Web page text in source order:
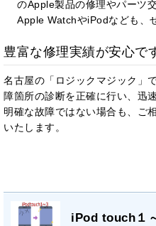
のApple製品の修理やパーツ
Apple WatchやiPodなども、
豊富な修理実績が安心で
名古屋の「ロジックマジック」
障箇所の診断を正確に行い、迅
明確な故障ではない場合も、ご
いたします。
iPod touch１